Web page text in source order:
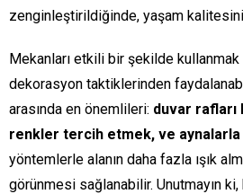
zenginleştirildiğinde, yaşam kalitesini
Mekanları etkili bir şekilde kullanmak
dekorasyon taktiklerinden
arasında en önemlileri: duvar rafları
renkler tercih etmek, ve
yöntemlerle alanın daha fazla ışık
görünmesi sağlanabilir. Unutmayın